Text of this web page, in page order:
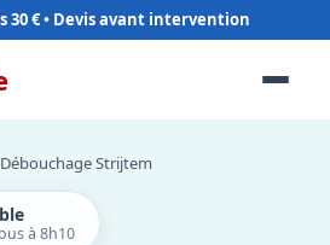
30 €
Débouchage Strijtem
à 8h10